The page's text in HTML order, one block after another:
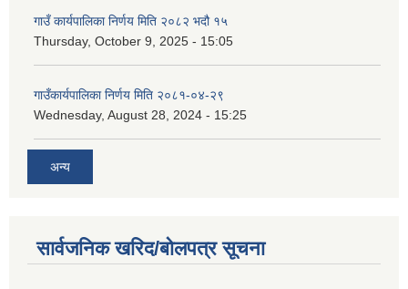
गाउँ कार्यपालिका निर्णय मिति २०८२ भदौ १५
Thursday, October 9, 2025 - 15:05
गाउँकार्यपालिका निर्णय मिति २०८१-०४-२९
Wednesday, August 28, 2024 - 15:25
अन्य
सार्वजनिक खरिद/बोलपत्र सूचना